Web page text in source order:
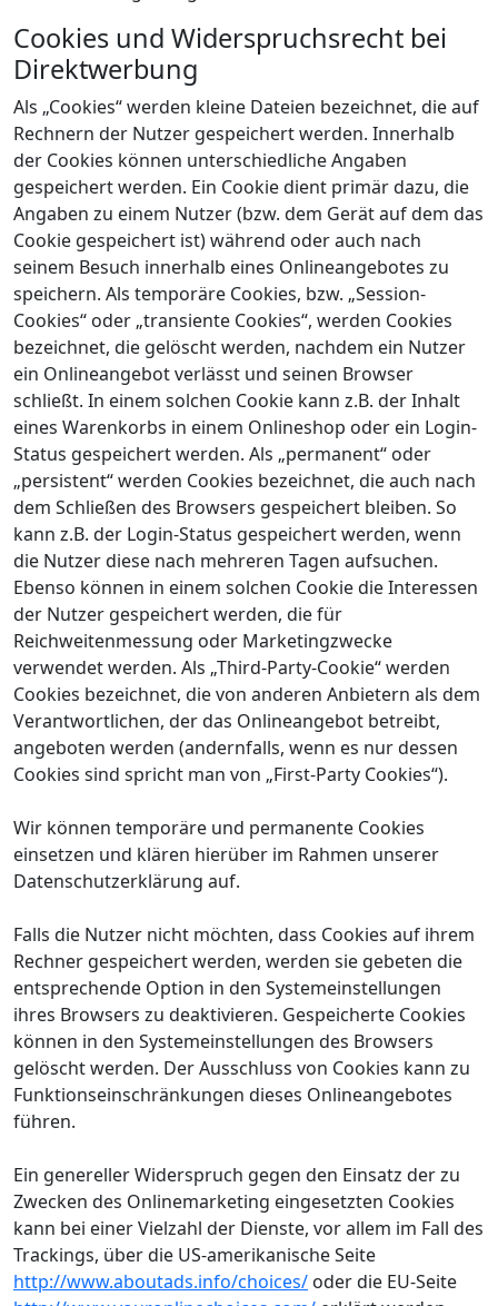
Cookies und Widerspruchsrecht bei
Direktwerbung
Als „Cookies“ werden kleine Dateien bezeichnet, die auf
Rechnern der Nutzer gespeichert werden. Innerhalb
der Cookies können unterschiedliche Angaben
gespeichert werden. Ein Cookie dient primär dazu, die
Angaben zu einem Nutzer (bzw. dem Gerät auf dem das
Cookie gespeichert ist) während oder auch nach
seinem Besuch innerhalb eines Onlineangebotes zu
speichern. Als temporäre Cookies, bzw. „Session-
Cookies“ oder „transiente Cookies“, werden Cookies
bezeichnet, die gelöscht werden, nachdem ein Nutzer
ein Onlineangebot verlässt und seinen Browser
schließt. In einem solchen Cookie kann z.B. der Inhalt
eines Warenkorbs in einem Onlineshop oder ein Login-
Status gespeichert werden. Als „permanent“ oder
„persistent“ werden Cookies bezeichnet, die auch nach
dem Schließen des Browsers gespeichert bleiben. So
kann z.B. der Login-Status gespeichert werden, wenn
die Nutzer diese nach mehreren Tagen aufsuchen.
Ebenso können in einem solchen Cookie die Interessen
der Nutzer gespeichert werden, die für
Reichweitenmessung oder Marketingzwecke
verwendet werden. Als „Third-Party-Cookie“ werden
Cookies bezeichnet, die von anderen Anbietern als dem
Verantwortlichen, der das Onlineangebot betreibt,
angeboten werden (andernfalls, wenn es nur dessen
Cookies sind spricht man von „First-Party Cookies“).
Wir können temporäre und permanente Cookies
einsetzen und klären hierüber im Rahmen unserer
Datenschutzerklärung auf.
Falls die Nutzer nicht möchten, dass Cookies auf ihrem
Rechner gespeichert werden, werden sie gebeten die
entsprechende Option in den Systemeinstellungen
ihres Browsers zu deaktivieren. Gespeicherte Cookies
können in den Systemeinstellungen des Browsers
gelöscht werden. Der Ausschluss von Cookies kann zu
Funktionseinschränkungen dieses Onlineangebotes
führen.
Ein genereller Widerspruch gegen den Einsatz der zu
Zwecken des Onlinemarketing eingesetzten Cookies
kann bei einer Vielzahl der Dienste, vor allem im Fall des
Trackings, über die US-amerikanische Seite
http://www.aboutads.info/choices/ oder die EU-Seite